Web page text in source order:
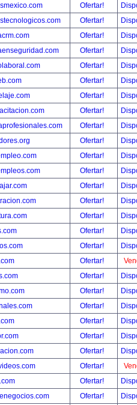
Ofertar!
Ofertar!
Ofertar!
Ofertar!
Ofertar!
Ofertar!
Ofertar!
Ofertar!
Ofertar!
Ofertar!
Ofertar!
Ofertar!
Ofertar!
Ofertar!
Ofertar!
Ofertar!
Ofertar!
Ofertar!
Ofertar!
Ofertar!
Ofertar!
Ofertar!
Ofertar!
Ofertar!
Ofertar!
Ofertar!
Ofertar!